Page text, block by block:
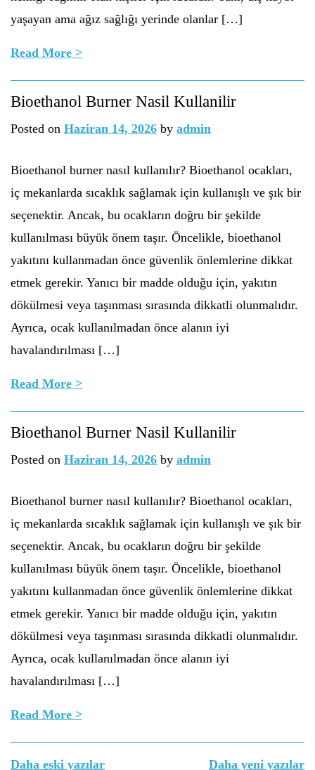
yaşayan ama ağız sağlığı yerinde olanlar […]
Read More >
Bioethanol Burner Nasil Kullanilir
Posted on Haziran 14, 2026 by admin
Bioethanol burner nasıl kullanılır? Bioethanol ocakları,
iç mekanlarda sıcaklık sağlamak için kullanışlı ve şık bir
seçenektir. Ancak, bu ocakların doğru bir şekilde
kullanılması büyük önem taşır. Öncelikle, bioethanol
yakıtını kullanmadan önce güvenlik önlemlerine dikkat
etmek gerekir. Yanıcı bir madde olduğu için, yakıtın
dökülmesi veya taşınması sırasında dikkatli olunmalıdır.
Ayrıca, ocak kullanılmadan önce alanın iyi
havalandırılması […]
Read More >
Bioethanol Burner Nasil Kullanilir
Posted on Haziran 14, 2026 by admin
Bioethanol burner nasıl kullanılır? Bioethanol ocakları,
iç mekanlarda sıcaklık sağlamak için kullanışlı ve şık bir
seçenektir. Ancak, bu ocakların doğru bir şekilde
kullanılması büyük önem taşır. Öncelikle, bioethanol
yakıtını kullanmadan önce güvenlik önlemlerine dikkat
etmek gerekir. Yanıcı bir madde olduğu için, yakıtın
dökülmesi veya taşınması sırasında dikkatli olunmalıdır.
Ayrıca, ocak kullanılmadan önce alanın iyi
havalandırılması […]
Read More >
Yazı
Daha eski yazılar Daha yeni yazılar